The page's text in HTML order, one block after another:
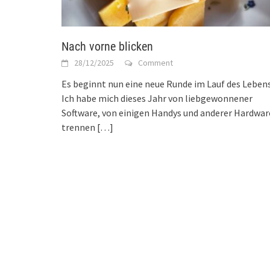
Nach vorne blicken
28/12/2025 Comment
Es beginnt nun eine neue Runde im Lauf des
Ich habe mich dieses Jahr von liebgewonnener
Software, von einigen Handys und anderer
trennen […]